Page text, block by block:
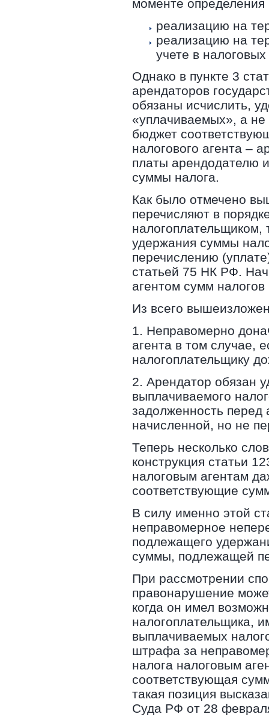
моменте
реализацию на
реализацию на
учете в
Однако в пункте 3
арендаторов
обязаны исчислить,
«уплачиваемых», а
бюджет
налогового агента –
платы арендодателю
суммы налога.
Как было отмечено
перечисляют в
удержания суммы
перечислению
статьей 75 НК РФ.
агентом сумм
Из всего
1. Неправомерно
агента в том случае,
налогоплательщику
2. Арендатор обязан
выплачиваемого
задолженность перед
начисленной, но не
Теперь несколько
конструкция статьи
налоговым агентам
соответствующие
В силу именно этой
неправомерное
подлежащего
суммы, подлежащей
При рассмотрении
правонарушение
когда он имел
налогоплательщика,
выплачиваемых
штрафа за
налога налоговым
соответствующая
такая позиция
Суда РФ от 28